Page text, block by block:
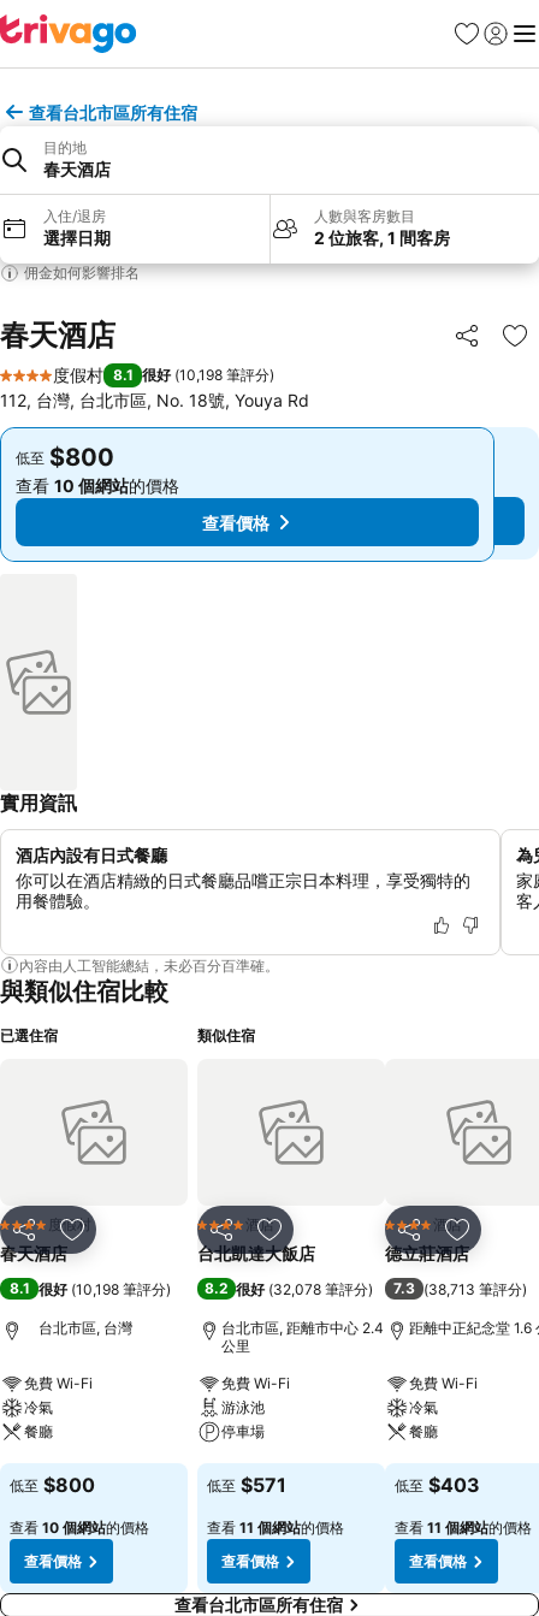
收藏夾
登入 選
查看台北市區所有住宿
目的地
春天酒店
入住/退房
選擇日期
人數與客房數目
2 位旅客, 1 間客房
佣金如何影響排名
春天酒店 分享
放
4 星級
度假村 8.1 很好 (10,198 筆評分)
112, 台灣, 台北市區, No. 18號, Youya Rd
低至 $800
查看 10 個網站的價格
查看價格
低至 $800
查看 10 個網站的價格
查看價格
實用資訊
酒店內設有日式餐廳
你可以在酒店精緻的日式餐廳品嚐正宗日本料理，享受獨特的
用餐體驗。
為
家
客
內容由人工智能總結，未必百分百準確。
與類似住宿比較
已選住宿
分享 放到收藏夾
4 星級 度假村
春天酒店
8.1 很好 (10,198 筆評分)
台北市區, 台灣
免費 Wi-Fi
冷氣
餐廳
查看價格
低至 $800
查看 10 個網站的價格
查看價格
類似住宿
分享 放到收藏夾
4 星級 酒店
台北凱達大飯店
8.2 很好 (32,078 筆評分)
台北市區, 距離市中心 2.4
公里
免費 Wi-Fi
游泳池
停車場
查看價格
低至 $571
查看 11 個網站的價格
查看價格
分享 放到收藏
4 星級 酒店
德立莊酒店
7.3 (38,713 筆評分)
距離中正紀念堂 1.6
免費 Wi-Fi
冷氣
餐廳
查看價格
低至 $403
查看 11 個網站的價格
查看價格
查看台北市區所有住宿